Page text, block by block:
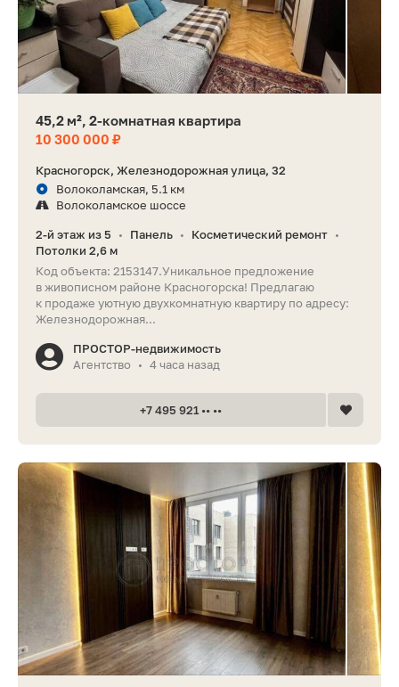
45,2 м², 2-комнатная квартира
10 300 000 ₽
Красногорск, Железнодорожная улица, 32
Волоколамская, 5.1 км
Волоколамское шоссе
2-й этаж из 5 • Панель • Косметический ремонт •
Потолки 2,6 м
Код объекта: 2153147.Уникальное предложение
в живописном районе Красногорска! Предлагаю
к продаже уютную двухкомнатную квартиру по адресу:
Железнодорожная...
ПРОСТОР-недвижимость
Агентство
• 4 часа назад
+7 495 921 •• ••